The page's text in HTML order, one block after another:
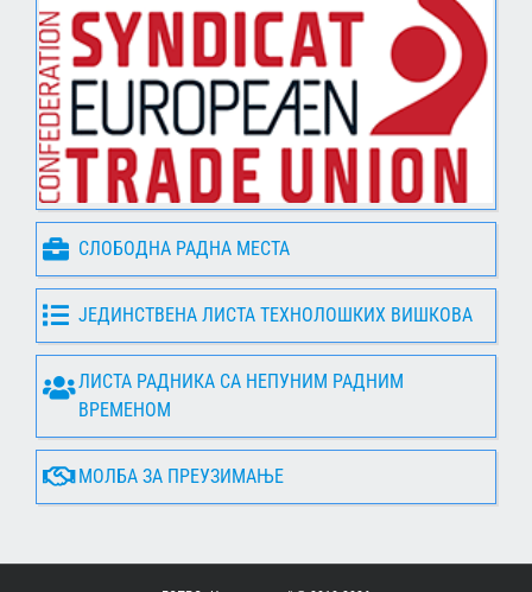
СЛОБОДНА РАДНА МЕСТА
ЈЕДИНСТВЕНА ЛИСТА ТЕХНОЛОШКИХ ВИШКОВА
ЛИСТА РАДНИКА СА НЕПУНИМ РАДНИМ
ВРЕМЕНОМ
МОЛБА ЗА ПРЕУЗИМАЊЕ